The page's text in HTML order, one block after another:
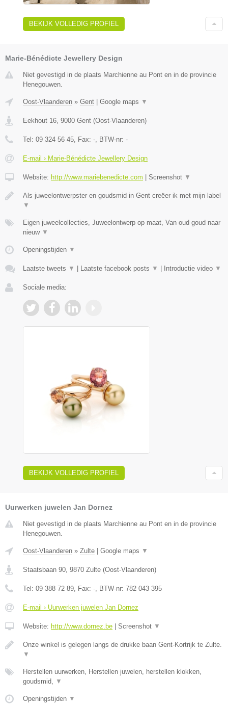
BEKIJK VOLLEDIG PROFIEL
Marie-Bénédicte Jewellery Design
Niet gevestigd in de plaats Marchienne au Pont en in de provincie
Henegouwen.
Oost-Vlaanderen » Gent Google maps ▼
Eekhout 16, 9000 Gent (Oost-Vlaanderen)
Tel: 09 324 56 45, Fax: -, BTW-nr: -
E-mail › Marie-Bénédicte Jewellery Design
Website: http://www.mariebenedicte.com Screenshot ▼
Als juweelontwerpster en goudsmid in Gent creëer ik met mijn label
▼
Eigen juweelcollecties, Juweelontwerp op maat, Van oud goud naar
nieuw ▼
Openingstijden ▼
Laatste tweets ▼ Laatste facebook posts ▼ Introductie video ▼
Sociale media:
BEKIJK VOLLEDIG PROFIEL
Uurwerken juwelen Jan Dornez
Niet gevestigd in de plaats Marchienne au Pont en in de provincie
Henegouwen.
Oost-Vlaanderen » Zulte Google maps ▼
Staatsbaan 90, 9870 Zulte (Oost-Vlaanderen)
Tel: 09 388 72 89, Fax: -, BTW-nr: 782 043 395
E-mail › Uurwerken juwelen Jan Dornez
Website: http://www.dornez.be Screenshot ▼
Onze winkel is gelegen langs de drukke baan Gent-Kortrijk te Zulte.
▼
Herstellen uurwerken, Herstellen juwelen, herstellen klokken,
goudsmid, ▼
Openingstijden ▼